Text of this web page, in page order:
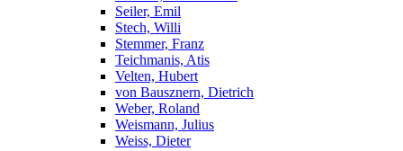
Seiler, Emil
Stech, Willi
Stemmer, Franz
Teichmanis, Atis
Velten, Hubert
von Bausznern, Dietrich
Weber, Roland
Weismann, Julius
Weiss, Dieter